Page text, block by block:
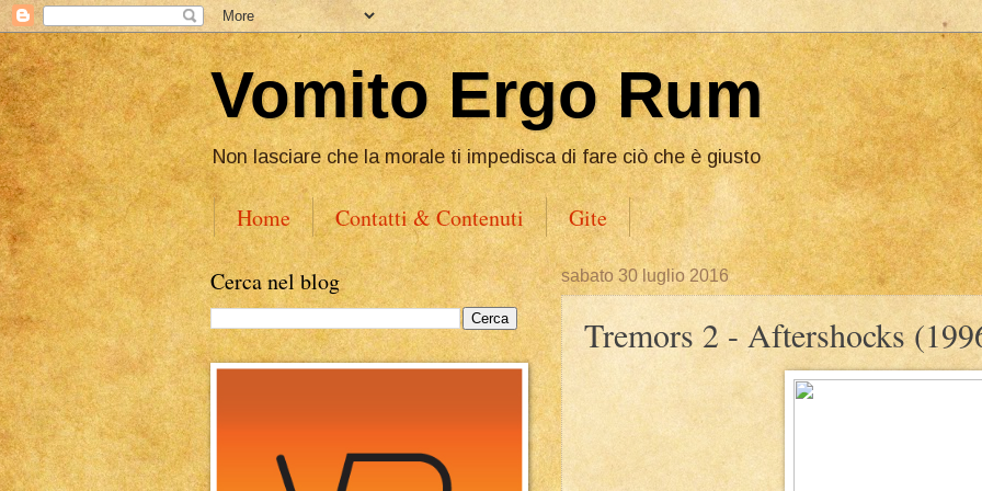
Vomito Ergo Rum
Non lasciare che la morale ti impedisca di fare ciò che è giusto
Home Contatti & Contenuti Gite
sabato 30 luglio 2016
Tremors 2 - Aftershocks
Cerca nel blog